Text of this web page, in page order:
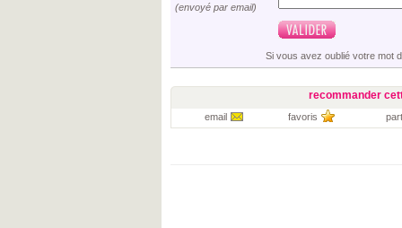
(envoyé par email)
Si vous avez oublié votre mot
recommander
email favoris